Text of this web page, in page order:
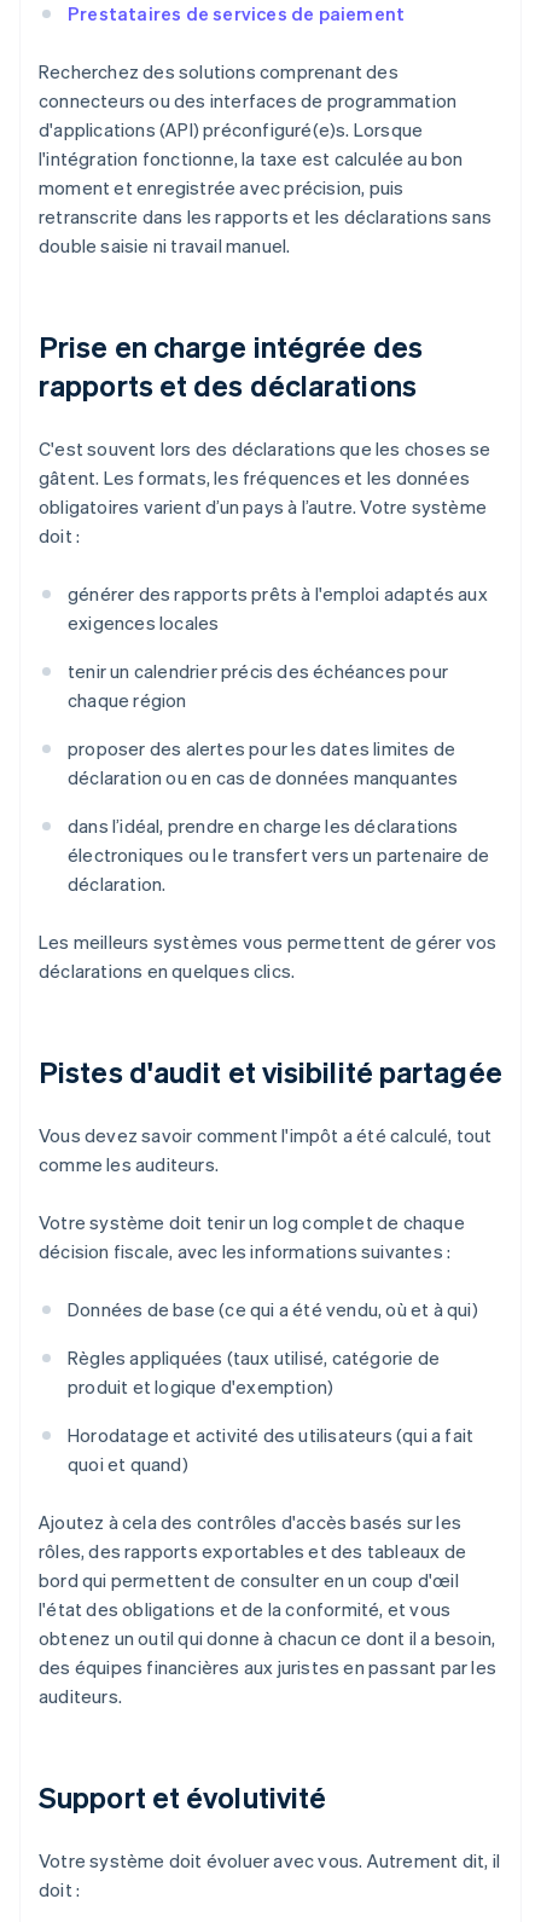
Prestataires de services de paiement
Recherchez des solutions comprenant des
connecteurs ou des interfaces de programmation
d'applications (API) préconfiguré(e)s. Lorsque
l'intégration fonctionne, la taxe est calculée au bon
moment et enregistrée avec précision, puis
retranscrite dans les rapports et les déclarations sans
double saisie ni travail manuel.
Prise en charge intégrée des
rapports et des déclarations
C'est souvent lors des déclarations que les choses se
gâtent. Les formats, les fréquences et les données
obligatoires varient d’un pays à l’autre. Votre système
doit :
générer des rapports prêts à l'emploi adaptés aux
exigences locales
tenir un calendrier précis des échéances pour
chaque région
proposer des alertes pour les dates limites de
déclaration ou en cas de données manquantes
dans l’idéal, prendre en charge les déclarations
électroniques ou le transfert vers un partenaire de
déclaration.
Les meilleurs systèmes vous permettent de gérer vos
déclarations en quelques clics.
Pistes d'audit et visibilité partagée
Vous devez savoir comment l'impôt a été calculé, tout
comme les auditeurs.
Votre système doit tenir un log complet de chaque
décision fiscale, avec les informations suivantes :
Données de base (ce qui a été vendu, où et à qui)
Règles appliquées (taux utilisé, catégorie de
produit et logique d'exemption)
Horodatage et activité des utilisateurs (qui a fait
quoi et quand)
Ajoutez à cela des contrôles d'accès basés sur les
rôles, des rapports exportables et des tableaux de
bord qui permettent de consulter en un coup d'œil
l'état des obligations et de la conformité, et vous
obtenez un outil qui donne à chacun ce dont il a besoin,
des équipes financières aux juristes en passant par les
auditeurs.
Support et évolutivité
Votre système doit évoluer avec vous. Autrement dit, il
doit :